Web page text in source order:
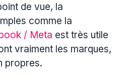
de vue, la
comme la
/ Meta est très utile
vraiment les marques,
propres.